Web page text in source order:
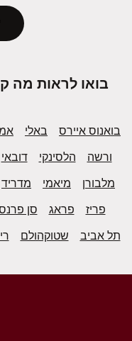
בואו לראות מה
באלי
בואנוס איירס
דובאי הלסינקי
ורשה
מדריד מיאמי
מלבורן
סן פראג
פריז
שטוקהולם תל אביב